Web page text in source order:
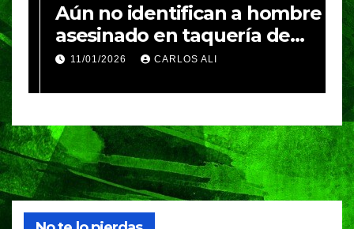
Aún no identifican a hombre
asesinado en taquería de
Amozoc
11/01/2026 CARLOS ALI